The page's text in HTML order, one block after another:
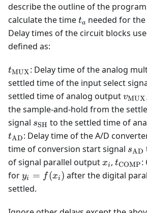
describe the outline of the
calculate the timet_a
ta needed for
Delay times of the circuit blocks
defined as:
t_{\text{MUX}}
tMUX: Delay time of the analog
settled time of the input select
settled time of analog output vMUX
the sample-and-hold from the
signal s_{\text{SH}}
sSH to the settled time of
tAD: Delay time of the A/D
time of conversion start signal sAD
of signal parallel output x_i
xi , tCOMP:
fory_i =
f(x_i)
yi = f(xi ) after the digital
settled.